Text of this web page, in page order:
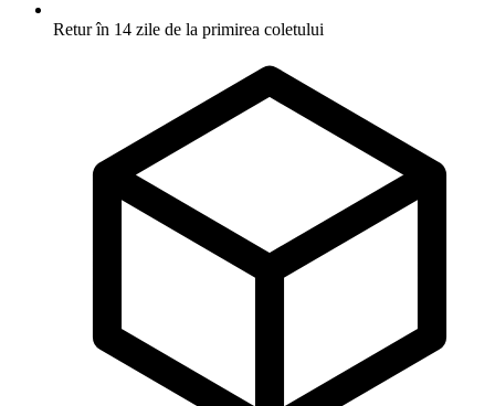
Retur în 14 zile de la primirea coletului